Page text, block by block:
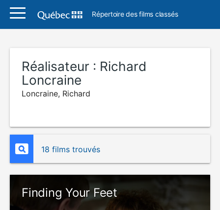
Répertoire des films classés
Réalisateur : Richard
Loncraine
Loncraine, Richard
18 films trouvés
Finding Your Feet